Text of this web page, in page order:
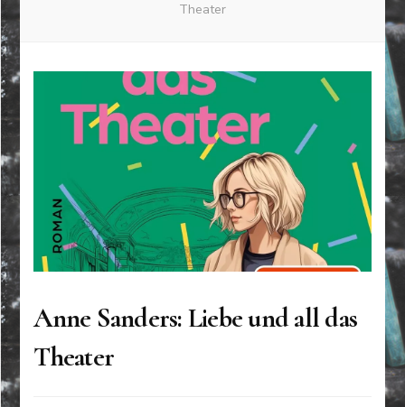
Theater
Anne Sanders: Liebe und all das
Theater